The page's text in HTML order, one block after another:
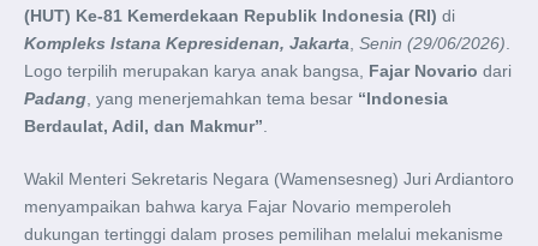
(HUT) Ke-81 Kemerdekaan Republik Indonesia (RI) di
Kompleks Istana Kepresidenan, Jakarta, Senin (29/06/2026).
Logo terpilih merupakan karya anak bangsa, Fajar Novario dari
Padang, yang menerjemahkan tema besar “Indonesia
Berdaulat, Adil, dan Makmur”.
Wakil Menteri Sekretaris Negara (Wamensesneg) Juri Ardiantoro
menyampaikan bahwa karya Fajar Novario memperoleh
dukungan tertinggi dalam proses pemilihan melalui mekanisme